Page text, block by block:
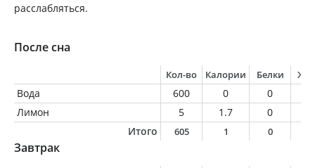
расслабляться.
После сна
Кол-во Калории Белки
Вода 600 0 0
Лимон
5 1.7 0
Итого
605 1 0
Завтрак